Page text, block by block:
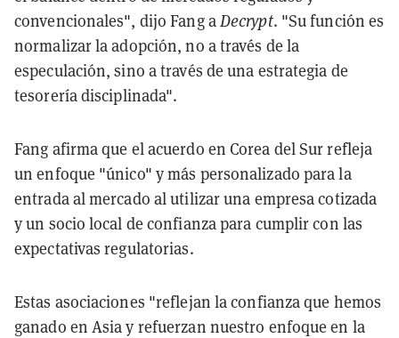
convencionales", dijo Fang aDecrypt. "Su función es
normalizar la adopción, no a través de la
especulación, sino a través de una estrategia de
tesorería disciplinada".
Fang afirma que el acuerdo en Corea del Sur refleja
un enfoque "único" y más personalizado para la
entrada al mercado al utilizar una empresa cotizada
y un socio local de confianza para cumplir con las
expectativas regulatorias.
Estas asociaciones "reflejan la confianza que hemos
ganado en Asia y refuerzan nuestro enfoque en la